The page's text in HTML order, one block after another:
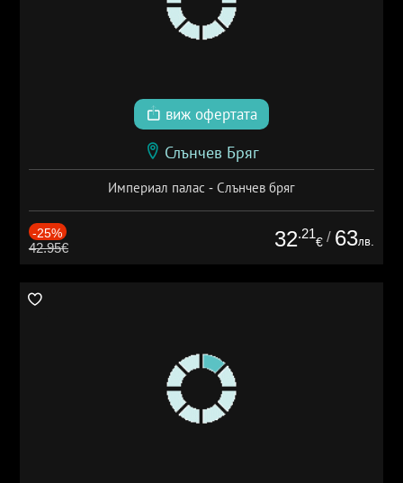
виж офертата
Слънчев Бряг
Империал палас - Слънчев бряг
-25%
42.95€ 32.21
€ / 63лв.